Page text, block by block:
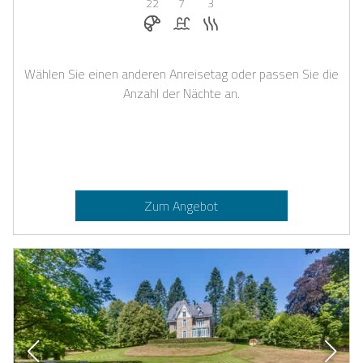
Frühstück bei Casapilot buchbar
Pool
Wählen Sie einen anderen Anreisetag oder passen Sie die
Anzahl der Nächte an.
Zum Angebot